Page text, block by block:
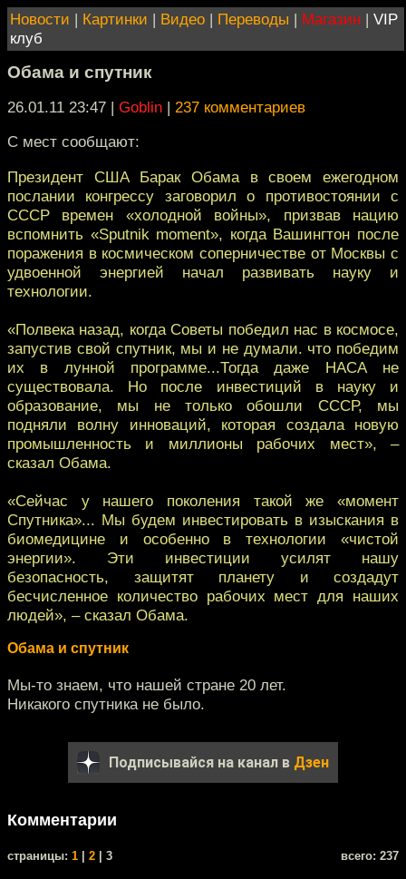
Новости | Картинки | Видео | Переводы | Магазин | VIP
клуб
Обама и спутник
26.01.11 23:47 | Goblin | 237 комментариев
С мест сообщают:
Президент США Барак Обама в своем ежегодном
послании конгрессу заговорил о противостоянии с
СССР времен «холодной войны», призвав нацию
вспомнить «Sputnik moment», когда Вашингтон после
поражения в космическом соперничестве от Москвы с
удвоенной энергией начал развивать науку и
технологии.
«Полвека назад, когда Советы победил нас в космосе,
запустив свой спутник, мы и не думали. что победим
их в лунной программе...Тогда даже НАСА не
существовала. Но после инвестиций в науку и
образование, мы не только обошли СССР, мы
подняли волну инноваций, которая создала новую
промышленность и миллионы рабочих мест», –
сказал Обама.
«Сейчас у нашего поколения такой же «момент
Спутника»... Мы будем инвестировать в изыскания в
биомедицине и особенно в технологии «чистой
энергии». Эти инвестиции усилят нашу
безопасность, защитят планету и создадут
бесчисленное количество рабочих мест для наших
людей», – сказал Обама.
Обама и спутник
Мы-то знаем, что нашей стране 20 лет.
Никакого спутника не было.
Подписывайся на канал в Дзен
Комментарии
cтраницы: 1 2 | 3 всего: 237